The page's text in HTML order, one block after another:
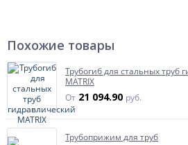
Похожие товары
Трубогиб для стальных труб
MATRIX
От 21 094.90 руб.
Трубоприжим для труб